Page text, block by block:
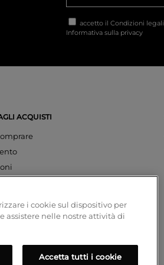
accetto il Condizioni legali
Informativa sulla privacy
ACQUISTI
i cookie sul dispositivo per
assistere nelle nostre attività di
Accetta tutti i cookie